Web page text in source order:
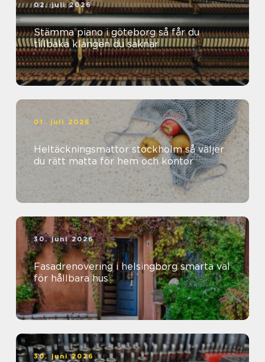
02. juli 2026
Stämma piano i göteborg så får du
tillbaka klangen du saknar
01. juli 2026
Heltäckningsmattor stockholm så väljer
du rätt matta för hem och kontor
30. juni 2026
Fasadrenovering i helsingborg smarta val
för hållbara hus
30. juni 2026